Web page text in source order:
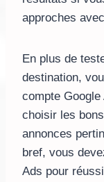
approches
En plus de
destination,
compte
choisir les
annonces
bref, vous
Ads pour